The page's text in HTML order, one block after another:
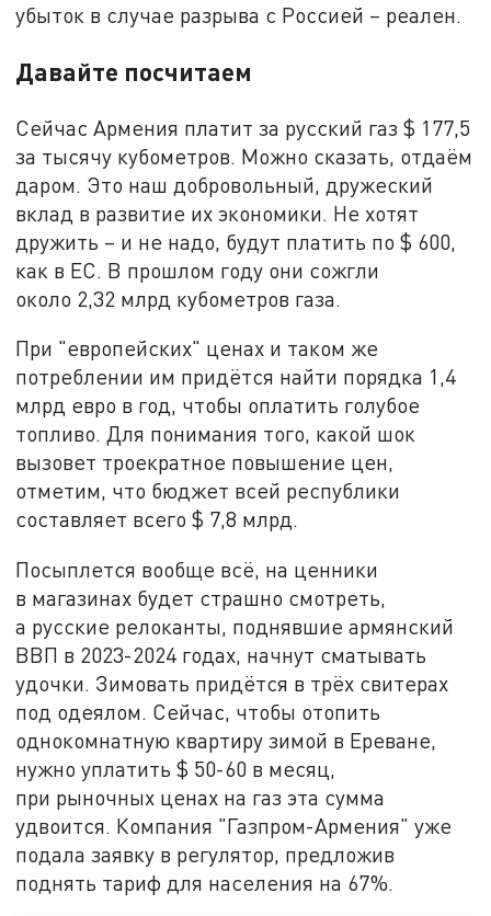
убыток в случае разрыва с Россией – реален.
Давайте посчитаем
Сейчас Армения платит за русский газ $ 177,5
за тысячу кубометров. Можно сказать, отдаём
даром. Это наш добровольный, дружеский
вклад в развитие их экономики. Не хотят
дружить – и не надо, будут платить по $ 600,
как в ЕС. В прошлом году они сожгли
около 2,32 млрд кубометров газа.
При "европейских" ценах и таком же
потреблении им придётся найти порядка 1,4
млрд евро в год, чтобы оплатить голубое
топливо. Для понимания того, какой шок
вызовет троекратное повышение цен,
отметим, что бюджет всей республики
составляет всего $ 7,8 млрд.
Посыплется вообще всё, на ценники
в магазинах будет страшно смотреть,
а русские релоканты, поднявшие армянский
ВВП в 2023-2024 годах, начнут сматывать
удочки. Зимовать придётся в трёх свитерах
под одеялом. Сейчас, чтобы отопить
однокомнатную квартиру зимой в Ереване,
нужно уплатить $ 50-60 в месяц,
при рыночных ценах на газ эта сумма
удвоится. Компания "Газпром-Армения" уже
подала заявку в регулятор, предложив
поднять тариф для населения на 67%.